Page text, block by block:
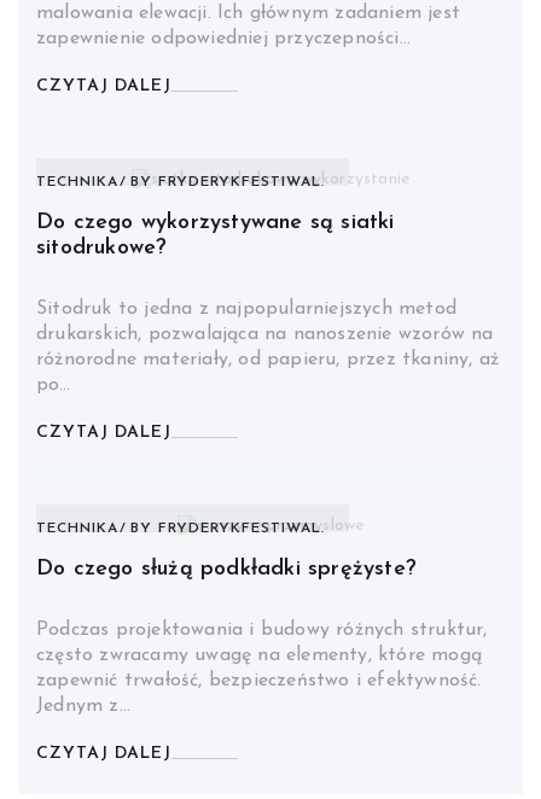
malowania elewacji. Ich głównym zadaniem jest
zapewnienie odpowiedniej przyczepności…
CZYTAJ DALEJ
TECHNIKA BYFRYDERYKFESTIWAL.
Do czego wykorzystywane są siatki
sitodrukowe?
Sitodruk to jedna z najpopularniejszych metod
drukarskich, pozwalająca na nanoszenie wzorów na
różnorodne materiały, od papieru, przez tkaniny, aż
po…
CZYTAJ DALEJ
TECHNIKA BY FRYDERYKFESTIWAL.
Do czego służą podkładki sprężyste?
Podczas projektowania i budowy różnych struktur,
często zwracamy uwagę na elementy, które mogą
zapewnić trwałość, bezpieczeństwo i efektywność.
Jednym z…
CZYTAJ DALEJ